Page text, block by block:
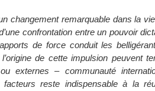
changement remarquable dans la
confrontation entre un pouvoir
de force conduit les
de cette impulsion peuvent
externes – communauté
reste indispensable à la